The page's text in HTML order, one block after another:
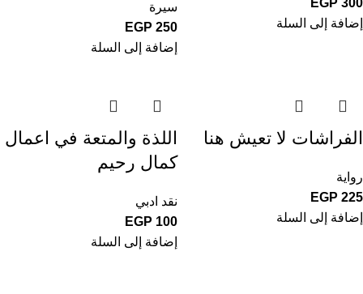
EGP 300
إضافة إلى السلة
سيرة
EGP 250
إضافة إلى السلة
الفراشات لا تعيش هنا
رواية
EGP 225
إضافة إلى السلة
اللذة والمتعة في اعمال
كمال رحيم
نقد ادبي
EGP 100
إضافة إلى السلة